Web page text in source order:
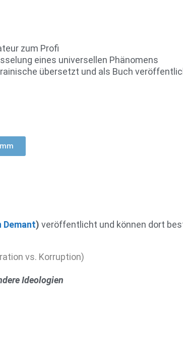
zum Profi
eines universellen Phänomens
übersetzt und als Buch
Demant) veröffentlicht und können dort
vs. Korruption)
Ideologien